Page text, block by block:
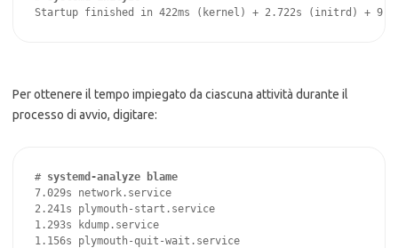
Startup finished in 422ms (kernel) + 2.722s (initrd) +
Per ottenere il tempo impiegato da ciascuna attività durante il
processo di avvio, digitare:
# systemd-analyze blame
7.029s network.service
2.241s plymouth-start.service
1.293s kdump.service
1.156s plymouth-quit-wait.service